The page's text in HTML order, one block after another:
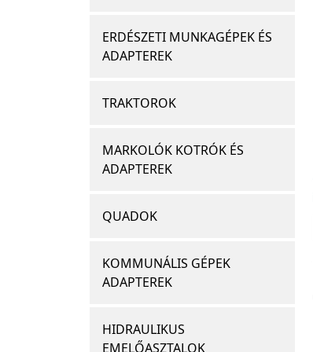
ERDÉSZETI MUNKAGÉPEK ÉS
ADAPTEREK
TRAKTOROK
MARKOLÓK KOTRÓK ÉS
ADAPTEREK
QUADOK
KOMMUNÁLIS GÉPEK
ADAPTEREK
HIDRAULIKUS
EMELŐASZTALOK